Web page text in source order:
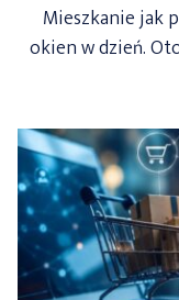
Mieszkanie jak
okien w dzień.